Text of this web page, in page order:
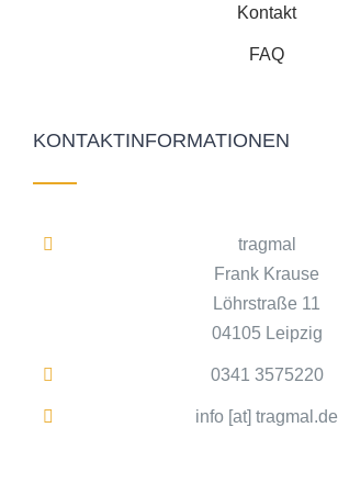
Kontakt
FAQ
KONTAKTINFORMATIONEN
tragmal
Frank Krause
Löhrstraße 11
04105 Leipzig
0341 3575220
info [at] tragmal.de